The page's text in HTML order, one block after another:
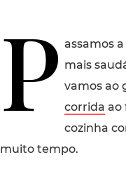
P assamos
mais
vamos ao
corrida ao
cozinha
muito tempo.